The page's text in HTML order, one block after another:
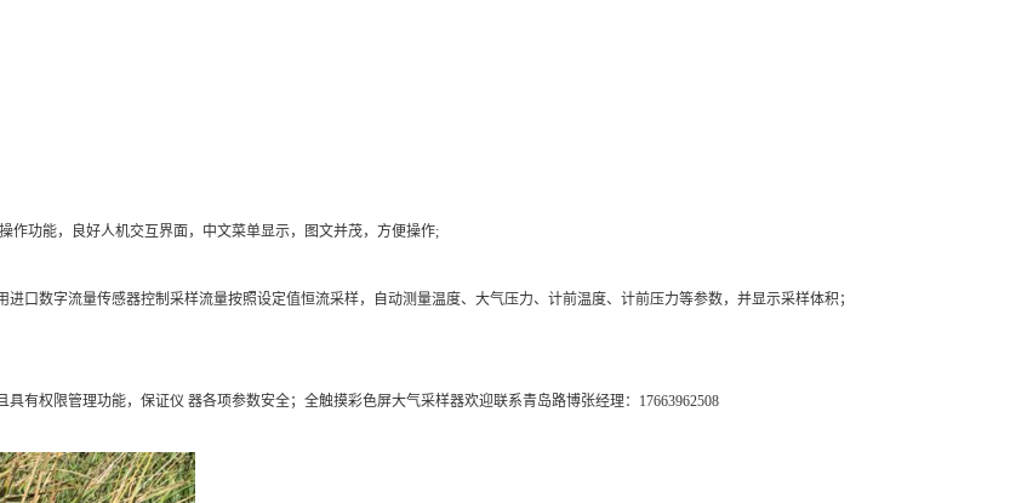
功能，良好人机交互界面，中文菜单显示，图文并茂，方便操作;
口数字流量传感器控制采样流量按照设定值恒流采样，自动测量温度、大气压力、计前温度、计前压力等参数，并显示采样体积；
有权限管理功能，保证仪 器各项参数安全；全触摸彩色屏大气采样器欢迎联系青岛路博张经理：17663962508